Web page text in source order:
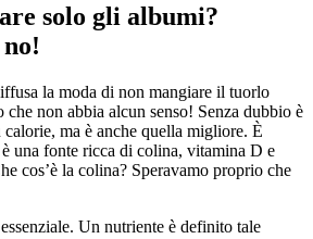
solo gli albumi?
la moda di non mangiare il tuorlo
non abbia alcun senso! Senza dubbio è
ma è anche quella migliore. È
una fonte ricca di colina, vitamina D e
cos’è la colina? Speravamo proprio che
Un nutriente è definito tale